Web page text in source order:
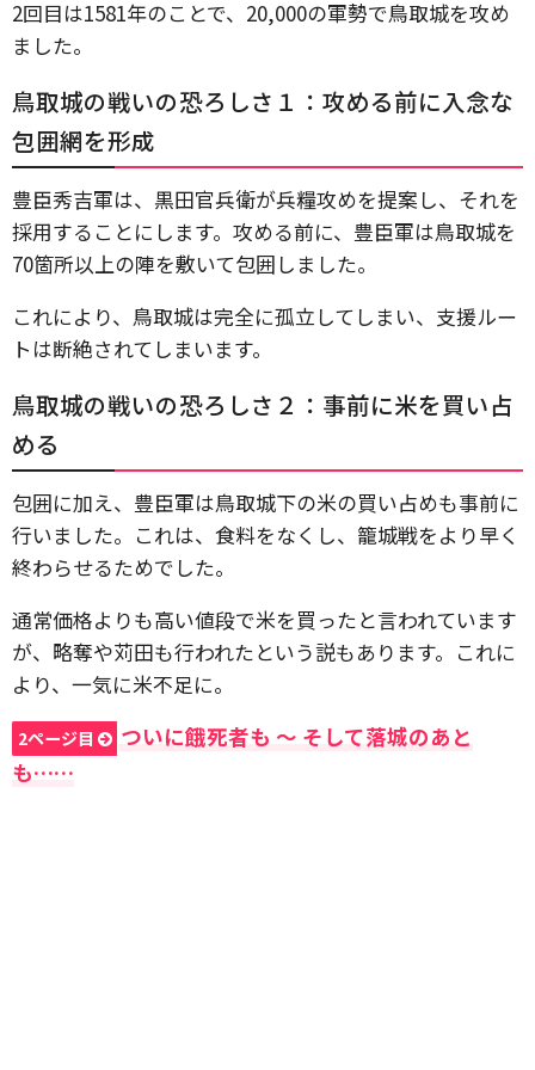
2回目は1581年のことで、20,000の軍勢で鳥取城を攻め
ました。
鳥取城の戦いの恐ろしさ１：攻める前に入念な
包囲網を形成
豊臣秀吉軍は、黒田官兵衛が兵糧攻めを提案し、それを
採用することにします。攻める前に、豊臣軍は鳥取城を
70箇所以上の陣を敷いて包囲しました。
これにより、鳥取城は完全に孤立してしまい、支援ルー
トは断絶されてしまいます。
鳥取城の戦いの恐ろしさ２：事前に米を買い占
める
包囲に加え、豊臣軍は鳥取城下の米の買い占めも事前に
行いました。これは、食料をなくし、籠城戦をより早く
終わらせるためでした。
通常価格よりも高い値段で米を買ったと言われています
が、略奪や苅田も行われたという説もあります。これに
より、一気に米不足に。
2ページ目
ついに餓死者も 〜 そして落城のあと
も……